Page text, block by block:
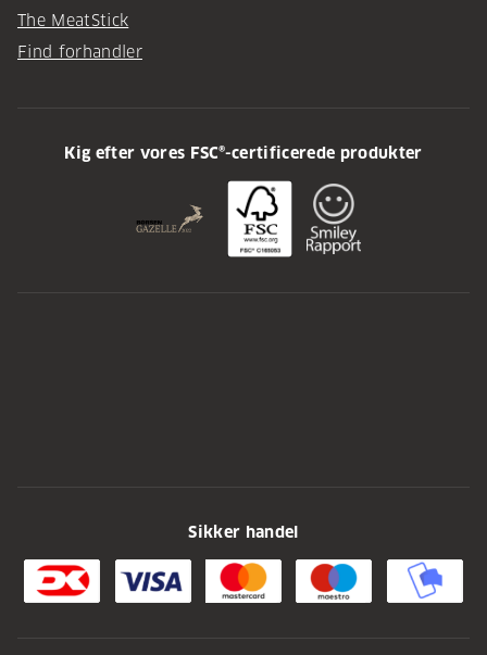
The MeatStick
Find forhandler
Kig efter vores FSC®-certificerede produkter
Sikker handel